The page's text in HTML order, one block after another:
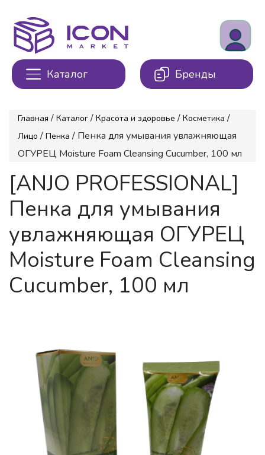
Каталог Бренды
Главная / Каталог / Красота и здоровье / Косметика /
Лицо / Пенка / Пенка для умывания увлажняющая
ОГУРЕЦ Moisture Foam Cleansing Cucumber, 100 мл
[ANJO PROFESSIONAL]
Пенка для умывания
увлажняющая ОГУРЕЦ
Moisture Foam Cleansing
Cucumber, 100 мл